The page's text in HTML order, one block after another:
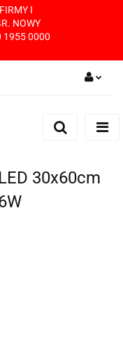
I
NOWY
1955 0000
Zarejestruj się
30x60cm